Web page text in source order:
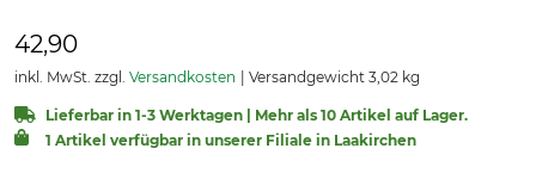
42,90
inkl. MwSt. zzgl. Versandkosten Versandgewicht 3,02 kg
Lieferbar in 1-3 Werktagen | Mehr als 10 Artikel auf Lager.
1 Artikel verfügbar in unserer Filiale in Laakirchen